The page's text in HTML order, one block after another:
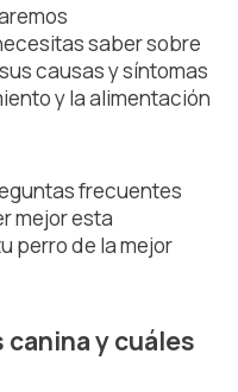
saber sobre
causas y síntomas
y la alimentación
frecuentes
mejor esta
perro de la mejor
y cuáles